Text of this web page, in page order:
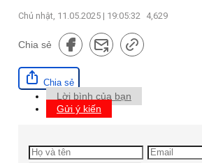
Chủ nhật, 11.05.2025 | 19:05:32 4,629
Chia sẻ
Chia sẻ
Lời bình của bạn
Gửi ý kiến